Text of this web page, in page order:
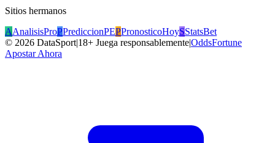
Sitios hermanos
AAnalisisProPPrediccionPEPPronosticoHoySStatsBet
© 2026 DataSport|18+ Juega responsablemente|OddsFortune
Apostar Ahora